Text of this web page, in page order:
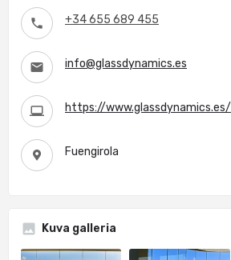
+34 655 689 455
info@glassdynamics.es
https://www.glassdynamics.es/
Fuengirola
Kuva galleria